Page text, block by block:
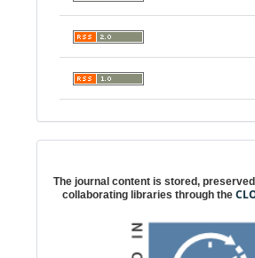
The journal content is stored,
collaborating libraries through the